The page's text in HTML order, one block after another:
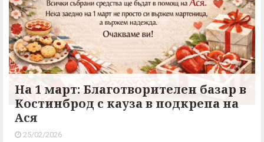
На 1 март: Благотворителен базар в
Костинброд с кауза в подкрепа на
Ася
25/02/2026